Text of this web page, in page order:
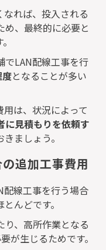
れば、投入される
め、最終的に必要と
でLAN配線工事を行
度となることが多い
は、状況によって
に見積もりを依頼す
ましょう。
追加工事費用
配線工事を行う場合
んどです。
り、高所作業となる
が生じるためです。